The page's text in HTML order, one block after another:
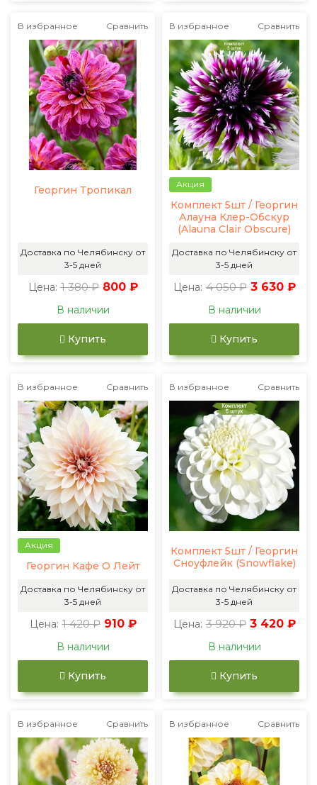
В избранное Сравнить
Георгин Тропикал
Доставка по Челябинску от
3-5 дней
Цена: 1 380 ₽ 800 ₽
В наличии
Купить
В избранное Сравнить
Акция
Комплект 5шт / Георгин
Алауна Клер-Обскур
(Alauna Clair Obscure)
Доставка по Челябинску от
3-5 дней
Цена: 4 050 ₽ 3 630 ₽
В наличии
Купить
В избранное Сравнить
Акция
Георгин Кафе О Лейт
Доставка по Челябинску от
3-5 дней
Цена: 1 420 ₽ 910 ₽
В наличии
Купить
В избранное Сравнить
Комплект 5шт / Георгин
Сноуфлейк (Snowflake)
Доставка по Челябинску от
3-5 дней
Цена: 3 920 ₽ 3 420 ₽
В наличии
Купить
В избранное Сравнить В избранное Сравнить